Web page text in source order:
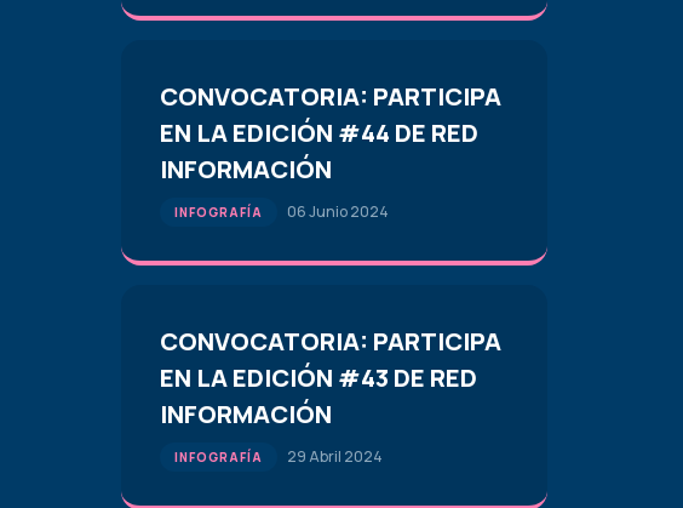
CONVOCATORIA: PARTICIPA
EN LA EDICIÓN #44 DE RED
INFORMACIÓN
INFOGRAFÍA 06 Junio 2024
CONVOCATORIA: PARTICIPA
EN LA EDICIÓN #43 DE RED
INFORMACIÓN
INFOGRAFÍA 29 Abril 2024